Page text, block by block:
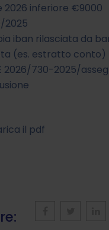
2026 inferiore €9000
2025
iban rilasciata da
(es. estratto conto)
2026/730-2025/
il pdf